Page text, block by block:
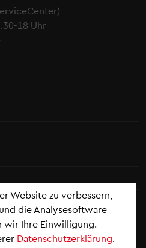
Website zu verbessern,
die Analysesoftware
wir Ihre Einwilligung.
Datenschutzerklärung.
18 Uhr